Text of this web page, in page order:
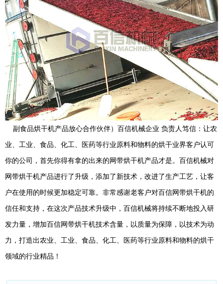
副食品烘干机产品放心合作伙伴）百信机械企业 负责人笃信：让农
业、工业、食品、化工、医药等行业原料和物料的烘干业界客户认可
你的公司，首先你得有拿的出来的网带烘干机产品才是。百信机械对
网带烘干机产品进行了升级，添加了新技术，改进了生产工艺，让客
户在使用的时候更加稳定可靠。非常感谢老客户对百信网带烘干机的
信任和支持，在这次产品技术升级中，百信机械将持续不断地投入研
发力量，增加百信网带烘干机技术含量，以质量为保障，以技术为动
力，打造出农业、工业、食品、化工、医药等行业原料和物料的烘干
领域的行业精品！